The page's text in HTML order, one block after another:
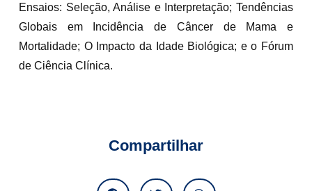
Ensaios: Seleção, Análise e Interpretação; Tendências
Globais em Incidência de Câncer de Mama e
Mortalidade; O Impacto da Idade Biológica; e o Fórum
de Ciência Clínica.
Compartilhar